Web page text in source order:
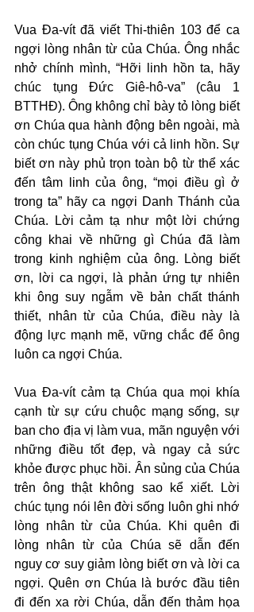
Vua Đa-vít đã viết Thi-thiên 103 để ca
ngợi lòng nhân từ của Chúa. Ông nhắc
nhở chính mình, “Hỡi linh hồn ta, hãy
chúc tụng Đức Giê-hô-va” (câu 1
BTTHĐ). Ông không chỉ bày tỏ lòng biết
ơn Chúa qua hành động bên ngoài, mà
còn chúc tụng Chúa với cả linh hồn. Sự
biết ơn này phủ trọn toàn bộ từ thể xác
đến tâm linh của ông, “mọi điều gì ở
trong ta” hãy ca ngợi Danh Thánh của
Chúa. Lời cảm tạ như một lời chứng
công khai về những gì Chúa đã làm
trong kinh nghiệm của ông. Lòng biết
ơn, lời ca ngợi, là phản ứng tự nhiên
khi ông suy ngẫm về bản chất thánh
thiết, nhân từ của Chúa, điều này là
động lực mạnh mẽ, vững chắc để ông
luôn ca ngợi Chúa.
Vua Đa-vít cảm tạ Chúa qua mọi khía
cạnh từ sự cứu chuộc mạng sống, sự
ban cho địa vị làm vua, mãn nguyện với
những điều tốt đẹp, và ngay cả sức
khỏe được phục hồi. Ân sủng của Chúa
trên ông thật không sao kể xiết. Lời
chúc tụng nói lên đời sống luôn ghi nhớ
lòng nhân từ của Chúa. Khi quên đi
lòng nhân từ của Chúa sẽ dẫn đến
nguy cơ suy giảm lòng biết ơn và lời ca
ngợi. Quên ơn Chúa là bước đầu tiên
đi đến xa rời Chúa, dẫn đến thảm họa